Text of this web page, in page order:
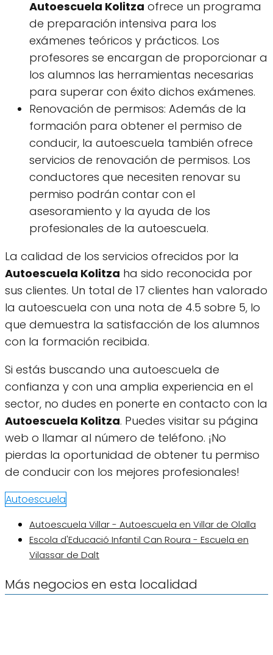
Autoescuela Kolitza ofrece un programa
de preparación intensiva para los
exámenes teóricos y prácticos. Los
profesores se encargan de proporcionar a
los alumnos las herramientas necesarias
para superar con éxito dichos exámenes.
Renovación de permisos: Además de la
formación para obtener el permiso de
conducir, la autoescuela también ofrece
servicios de renovación de permisos. Los
conductores que necesiten renovar su
permiso podrán contar con el
asesoramiento y la ayuda de los
profesionales de la autoescuela.
La calidad de los servicios ofrecidos por la
Autoescuela Kolitza ha sido reconocida por
sus clientes. Un total de 17 clientes han valorado
la autoescuela con una nota de 4.5 sobre 5, lo
que demuestra la satisfacción de los alumnos
con la formación recibida.
Si estás buscando una autoescuela de
confianza y con una amplia experiencia en el
sector, no dudes en ponerte en contacto con la
Autoescuela Kolitza. Puedes visitar su página
web o llamar al número de teléfono. ¡No
pierdas la oportunidad de obtener tu permiso
de conducir con los mejores profesionales!
Autoescuela
Autoescuela Villar - Autoescuela en Villar de Olalla
Escola d'Educació Infantil Can Roura - Escuela en
Vilassar de Dalt
Más negocios en esta localidad